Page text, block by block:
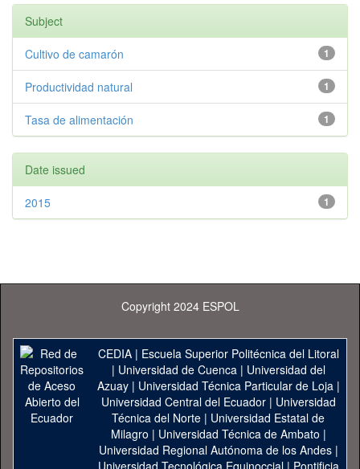
Subject
1
Cultivo de camarón
1
Productividad natural
1
Tasa de alimentación
Date issued
1
2015
Copyright 2024 ESPOL
CEDIA| Escuela Superior Politécnica del Litoral
| Universidad de Cuenca| Universidad del
Azuay| Universidad Técnica Particular de Loja|
Universidad Central del Ecuador| Universidad
Técnica del Norte | Universidad Estatal de
Milagro | Universidad Técnica de Ambato |
Universidad Regional Autónoma de los Andes|
Universidad Tecnológica Equinoccial| Pontificia